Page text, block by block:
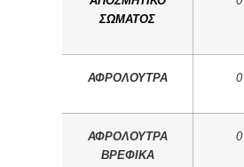
ΣΩΜΑΤΟΣ
ΑΦΡΟΛΟΥΤΡΑ 0
ΑΦΡΟΛΟΥΤΡΑ
ΒΡΕΦΙΚΑ
0